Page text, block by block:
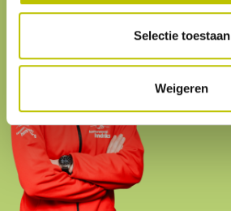
Selectie toestaan
Weigeren